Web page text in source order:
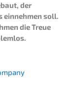
der
einneh­men soll.
die Treue